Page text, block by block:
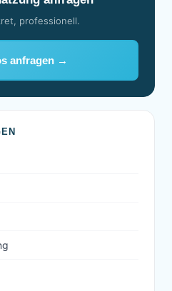
professionell.
anfragen →